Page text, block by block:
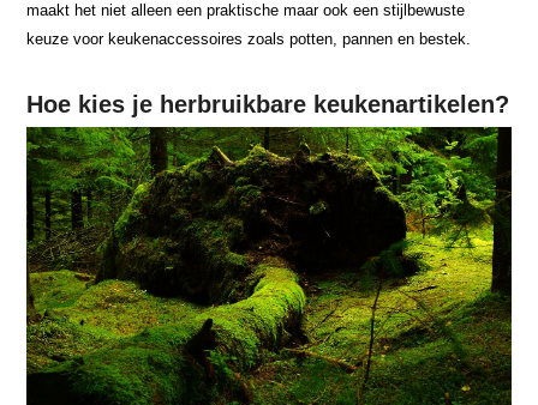
maakt het niet alleen een praktische maar ook een stijlbewuste
keuze voor keukenaccessoires zoals potten, pannen en bestek.
Hoe kies je herbruikbare keukenartikelen?